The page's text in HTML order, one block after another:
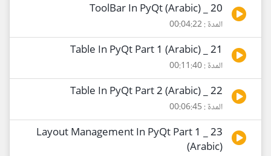
20 _ ToolBar In PyQt (Arabic)
المدة : 00:04:22
21 _ Table In PyQt Part 1 (Arabic)
المدة : 00:11:40
22 _ Table In PyQt Part 2 (Arabic)
المدة : 00:06:45
23 _ Layout Management In PyQt Part 1
(Arabic)